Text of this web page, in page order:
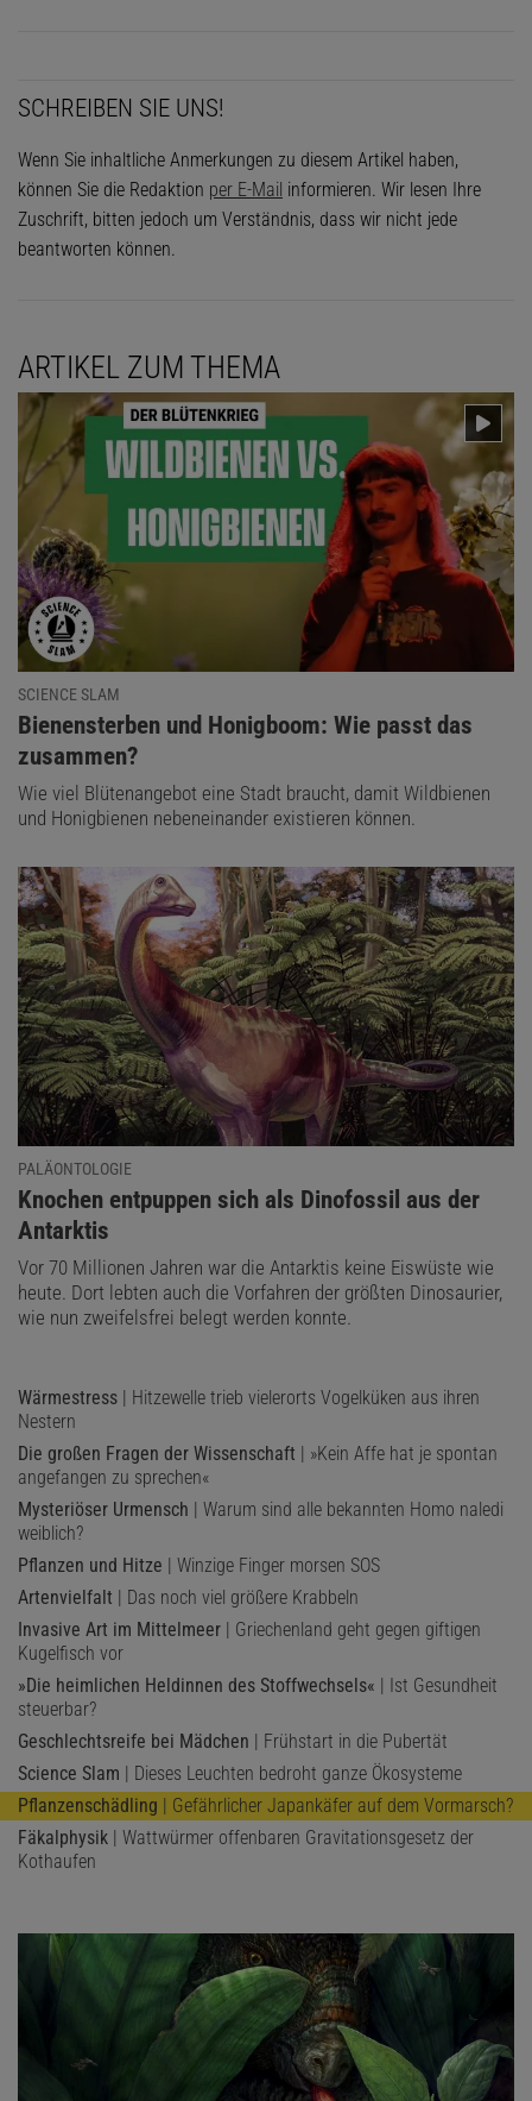
SCHREIBEN SIE UNS!
Wenn Sie inhaltliche Anmerkungen zu diesem Artikel haben,
können Sie die Redaktion per E-Mail informieren. Wir lesen Ihre
Zuschrift, bitten jedoch um Verständnis, dass wir nicht jede
beantworten können.
ARTIKEL ZUM THEMA
SCIENCE SLAM
:
Bienensterben und Honigboom: Wie passt das
zusammen?
Wie viel Blütenangebot eine Stadt braucht, damit Wildbienen
und Honigbienen nebeneinander existieren können.
PALÄONTOLOGIE
:
Knochen entpuppen sich als Dinofossil aus der
Antarktis
Vor 70 Millionen Jahren war die Antarktis keine Eiswüste wie
heute. Dort lebten auch die Vorfahren der größten Dinosaurier,
wie nun zweifelsfrei belegt werden konnte.
Wärmestress | Hitzewelle trieb vielerorts Vogelküken aus ihren
Nestern
Die großen Fragen der Wissenschaft | »Kein Affe hat je spontan
angefangen zu sprechen«
Mysteriöser Urmensch | Warum sind alle bekannten Homo naledi
weiblich?
Pflanzen und Hitze | Winzige Finger morsen SOS
Artenvielfalt | Das noch viel größere Krabbeln
Invasive Art im Mittelmeer | Griechenland geht gegen giftigen
Kugelfisch vor
»Die heimlichen Heldinnen des Stoffwechsels« | Ist Gesundheit
steuerbar?
Geschlechtsreife bei Mädchen | Frühstart in die Pubertät
Science Slam | Dieses Leuchten bedroht ganze Ökosysteme
Pflanzenschädling | Gefährlicher Japankäfer auf dem Vormarsch?
Fäkalphysik | Wattwürmer offenbaren Gravitationsgesetz der
Kothaufen